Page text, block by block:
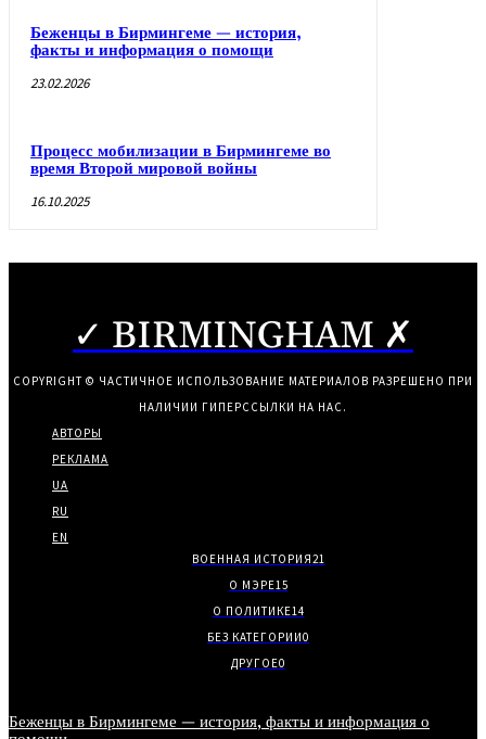
Беженцы в Бирмингеме — история,
факты и информация о помощи
23.02.2026
Процесс мобилизации в Бирмингеме во
время Второй мировой войны
16.10.2025
✓ BIRMINGHAM ✗
COPYRIGHT © ЧАСТИЧНОЕ ИСПОЛЬЗОВАНИЕ МАТЕРИАЛОВ РАЗРЕШЕНО ПРИ
НАЛИЧИИ ГИПЕРССЫЛКИ НА НАС.
АВТОРЫ
РЕКЛАМА
UA
RU
EN
ВОЕННАЯ ИСТОРИЯ21
О МЭРЕ15
О ПОЛИТИКЕ14
БЕЗ КАТЕГОРИИ0
ДРУГОЕ0
Беженцы в Бирмингеме — история, факты и информация о